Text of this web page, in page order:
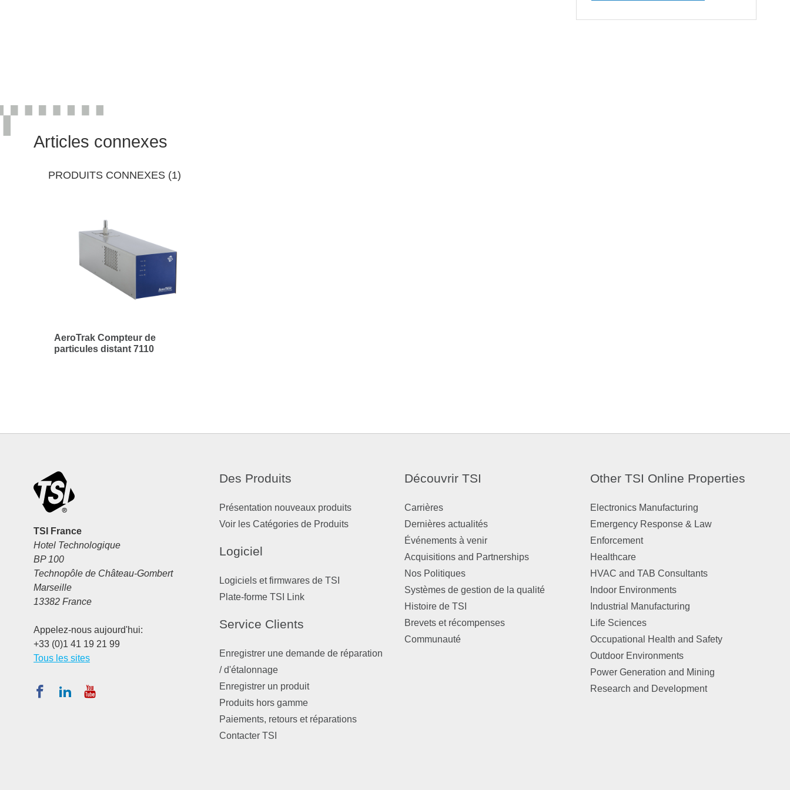
Articles connexes
PRODUITS CONNEXES (1)
AeroTrak Compteur de
particules distant 7110
TSI France
Hotel Technologique
BP 100
Technopôle de Château-Gombert
Marseille
13382 France
Appelez-nous aujourd'hui:
+33 (0)1 41 19 21 99
Tous les sites
Des Produits
Présentation nouveaux produits
Voir les Catégories de Produits
Logiciel
Logiciels et firmwares de TSI
Plate-forme TSI Link
Service Clients
Enregistrer une demande de réparation
/ d'étalonnage
Enregistrer un produit
Produits hors gamme
Paiements, retours et réparations
Contacter TSI
Découvrir TSI
Carrières
Dernières actualités
Événements à venir
Acquisitions and Partnerships
Nos Politiques
Systèmes de gestion de la qualité
Histoire de TSI
Brevets et récompenses
Communauté
Other TSI Online Properties
Electronics Manufacturing
Emergency Response & Law
Enforcement
Healthcare
HVAC and TAB Consultants
Indoor Environments
Industrial Manufacturing
Life Sciences
Occupational Health and Safety
Outdoor Environments
Power Generation and Mining
Research and Development